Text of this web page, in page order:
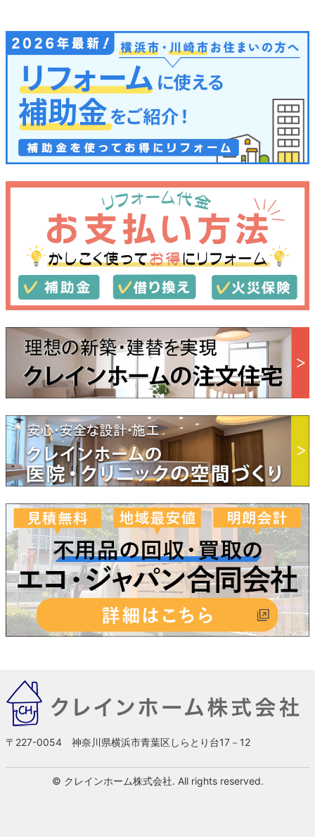
〒227-0054 神奈川県横浜市青葉区しらとり台17－12
© クレインホーム株式会社. All rights reserved.